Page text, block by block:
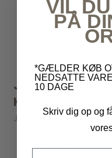
Jellycat -
Kage - 11 cm
Jellycat
VIL
PÅ
*GÆLDER KØB
NEDSATTE
10 DAGE
Skriv dig op og